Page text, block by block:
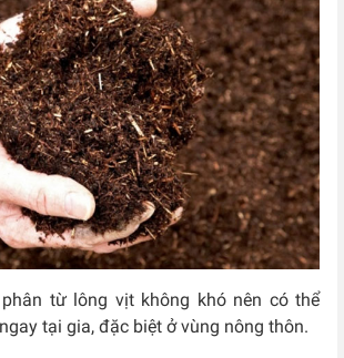
từ lông vịt không khó nên có thể
tại gia, đặc biệt ở vùng nông thôn.